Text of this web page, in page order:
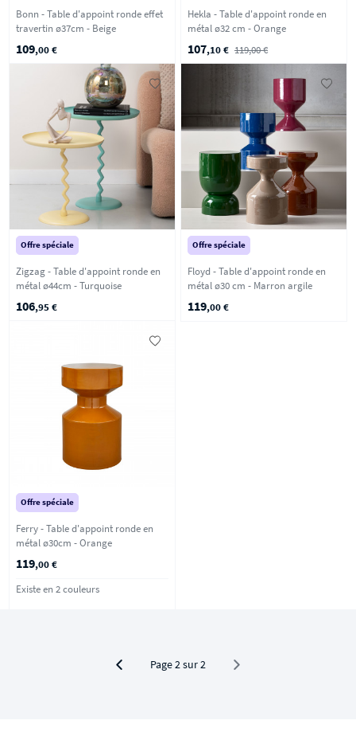
Bonn - Table d'appoint ronde effet
travertin ø37cm - Beige
109,00 €
Hekla - Table d'appoint ronde en
métal ø32 cm - Orange
107,10 € 119,00 €
Offre spéciale
Zigzag - Table d'appoint ronde en
métal ø44cm - Turquoise
106,95 €
Offre spéciale
Floyd - Table d'appoint ronde en
métal ø30 cm - Marron argile
119,00 €
Offre spéciale
Ferry - Table d'appoint ronde en
métal ø30cm - Orange
119,00 €
Existe en 2 couleurs
Page 2 sur 2